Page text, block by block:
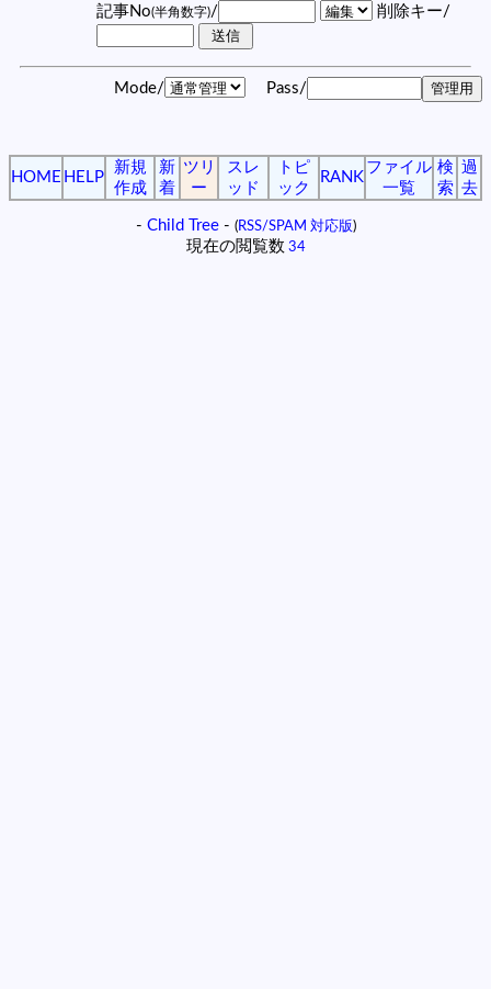
記事No(半角数字)/ 削除キー/
Mode/ Pass/
HOME HELP
新規
作成
新
着
ツリ
ー
スレ
ッド
トピ
ック
RANK
ファイル
一覧
検
索
過
去
- Child Tree- (RSS/SPAM 対応版)
現在の閲覧数 34